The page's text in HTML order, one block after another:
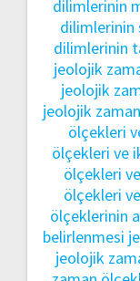
dilimlerinin
dilimlerinin
dilimlerinin
jeolojik
jeolojik
jeolojik
ölçekleri
ölçekleri ve
ölçekleri
ölçekleri
ölçeklerinin
belirlenmesi
jeolojik